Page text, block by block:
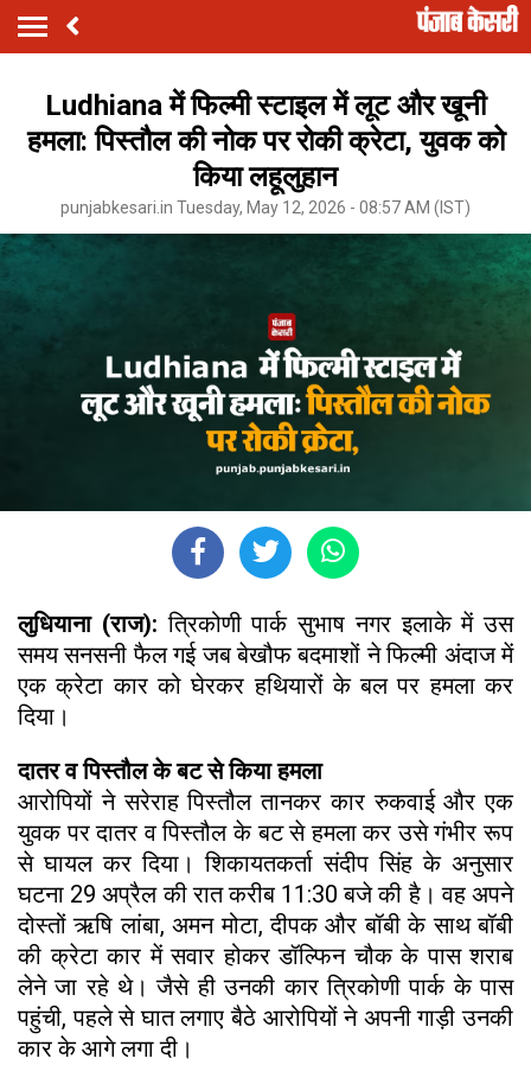
Ludhiana में फिल्मी स्टाइल में लूट और खूनी
हमला: पिस्तौल की नोक पर रोकी क्रेटा, युवक को
किया लहूलुहान
punjabkesari.in Tuesday, May 12, 2026 - 08:57 AM (IST)
लुधियाना (राज):त्रिकोणी पार्क सुभाष नगर इलाके में उस
समय सनसनी फैल गई जब बेखौफ बदमाशों ने फिल्मी अंदाज में
एक क्रेटा कार को घेरकर हथियारों के बल पर हमला कर
दिया।
दातर व पिस्तौल के बट से किया हमला
आरोपियों ने सरेराह पिस्तौल तानकर कार रुकवाई और एक
युवक पर दातर व पिस्तौल के बट से हमला कर उसे गंभीर रूप
से घायल कर दिया। शिकायतकर्ता संदीप सिंह के अनुसार
घटना 29 अप्रैल की रात करीब 11:30 बजे की है। वह अपने
दोस्तों ऋषि लांबा, अमन मोटा, दीपक और बॉबी के साथ बॉबी
की क्रेटा कार में सवार होकर डॉल्फिन चौक के पास शराब
लेने जा रहे थे। जैसे ही उनकी कार त्रिकोणी पार्क के पास
पहुंची, पहले से घात लगाए बैठे आरोपियों ने अपनी गाड़ी उनकी
कार के आगे लगा दी।